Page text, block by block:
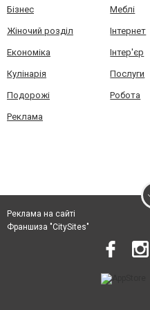
Бізнес Меблі
Жіночий розділ Інтернет
Економіка Інтер'єр
Кулінарія Послуги
Подорожі Робота
Реклама
Реклама на сайті
Франшиза "CitySites"